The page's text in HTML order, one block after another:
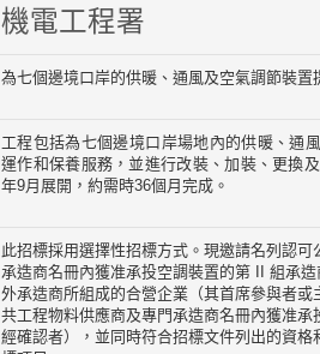
機電工程署
為七個邊境口岸的供暖、通風及空氣調節裝置
工程包括為七個邊境口岸場地內的供暖、通
運作和保養服務，並進行改裝、加裝、更換
年9月展開，約需時36個月完成。
此招標採用選擇性招標方式。現邀請名列認
承造商名冊內獲准承投空調裝置的第 II 組承
外承造商所組成的合營企業（其首席參與者或
共工程物料供應商及專門承造商名冊內獲准
經確認者），並同時符合招標文件列出的資格